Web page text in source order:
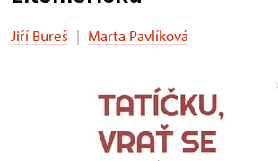
Jiří Bureš | Marta Pavlíková